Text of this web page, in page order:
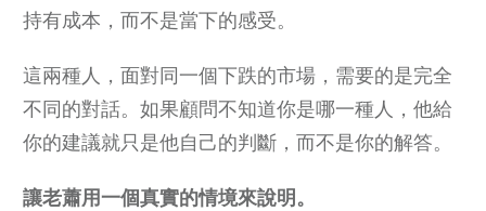
持有成本，而不是當下的感受。
這兩種人，面對同一個下跌的市場，需要的是完全
不同的對話。如果顧問不知道你是哪一種人，他給
你的建議就只是他自己的判斷，而不是你的解答。
讓老蕭用一個真實的情境來說明。